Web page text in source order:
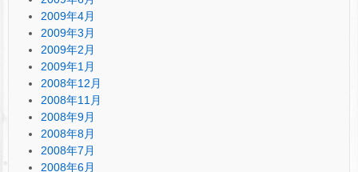
2009年4月
2009年3月
2009年2月
2009年1月
2008年12月
2008年11月
2008年9月
2008年8月
2008年7月
2008年6月